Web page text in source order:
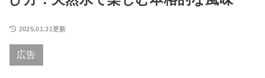
2025.01.31更新
広告